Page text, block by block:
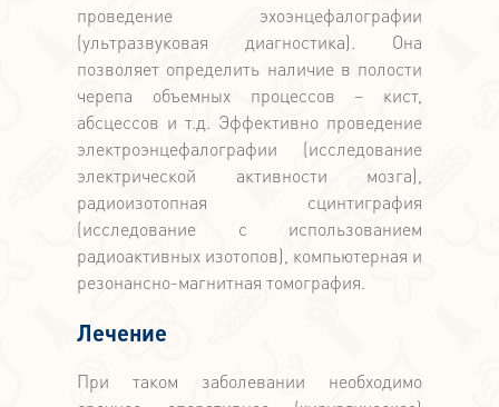
проведение эхоэнцефалографии
(ультразвуковая диагностика). Она
позволяет определить наличие в полости
черепа объемных процессов – кист,
абсцессов и т.д. Эффективно проведение
электроэнцефалографии (исследование
электрической активности мозга),
радиоизотопная сцинтиграфия
(исследование с использованием
радиоактивных изотопов), компьютерная и
резонансно-магнитная томография.
Лечение
При таком заболевании необходимо